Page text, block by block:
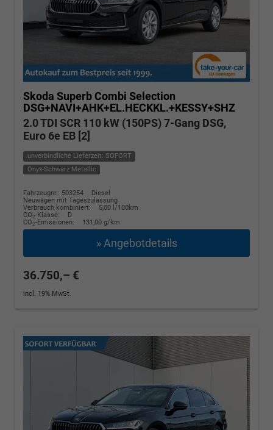
Skoda Superb Combi Selection
DSG+NAVI+AHK+EL.HECKKL.+KESSY+SHZ
2.0 TDI SCR 110 kW (150PS) 7-Gang DSG,
Euro 6e EB [2]
unverbindliche Lieferzeit: SOFORT
Onyx-Schwarz Metallic
Fahrzeugnr.: 503254
Diesel
Neuwagen mit Tageszulassung
Verbrauch kombiniert:
5,00 l/100km
CO2-Klasse:
D
CO2-Emissionen: 131,00 g/km
» Angebotdetails
36.750,– €
incl. 19% MwSt.